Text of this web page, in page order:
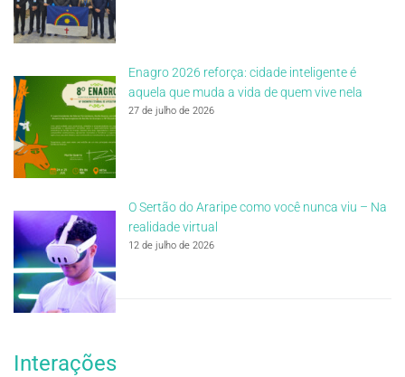
Enagro 2026 reforça: cidade inteligente é
aquela que muda a vida de quem vive nela
27 de julho de 2026
O Sertão do Araripe como você nunca viu – Na
realidade virtual
12 de julho de 2026
Interações